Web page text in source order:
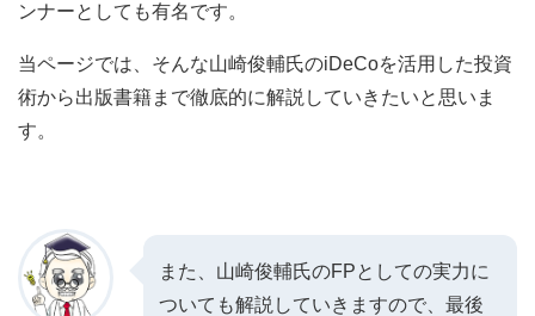
ンナーとしても有名です。
当ページでは、そんな山崎俊輔氏のiDeCoを活用した投資
術から出版書籍まで徹底的に解説していきたいと思いま
す。
また、山崎俊輔氏のFPとしての実力に
ついても解説していきますので、最後